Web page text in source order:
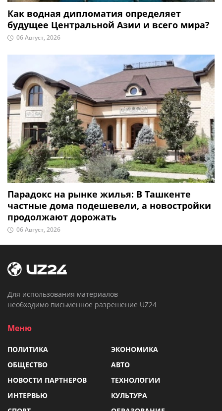
Как водная дипломатия определяет
будущее Центральной Азии и всего мира?
06 Август, 2026
Парадокс на рынке жилья: В Ташкенте
частные дома подешевели, а новостройки
продолжают дорожать
06 Август, 2026
Для использования материалов
необходимо письменное разрешение UZ24
Меню
ПОЛИТИКА
ЭКОНОМИКА
ОБЩЕСТВО
АВТО
НОВОСТИ ПАРТНЕРОВ
ТЕХНОЛОГИИ
ИНТЕРВЬЮ
КУЛЬТУРА